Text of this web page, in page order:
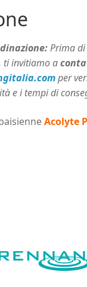
Prima
ti invitiamo a
per
e i tempi di
Acolyte